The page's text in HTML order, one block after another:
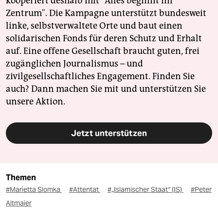
Zentrum". Die Kampagne unterstützt bundesweit
linke, selbstverwaltete Orte und baut einen
solidarischen Fonds für deren Schutz und Erhalt
auf. Eine offene Gesellschaft braucht guten, frei
zugänglichen Journalismus – und
zivilgesellschaftliches Engagement. Finden Sie
auch? Dann machen Sie mit und unterstützen Sie
unsere Aktion.
Jetzt unterstützen
Themen
#Marietta Slomka #Attentat #„Islamischer Staat“ (IS)
#Peter
Altmaier